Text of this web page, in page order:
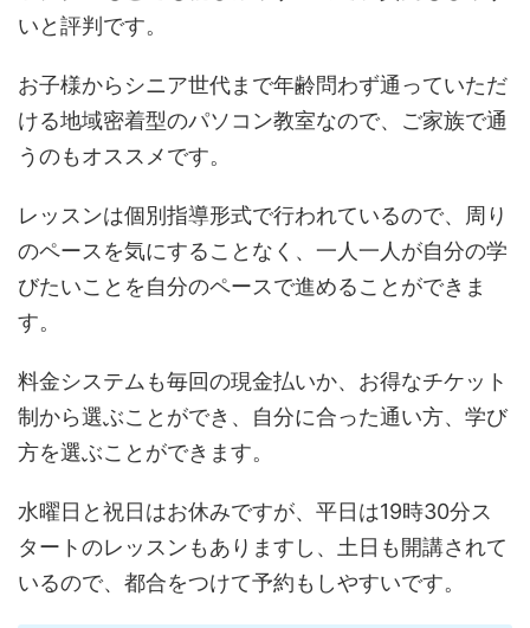
いと評判です。
お子様からシニア世代まで年齢問わず通っていただ
ける地域密着型のパソコン教室なので、ご家族で通
うのもオススメです。
レッスンは個別指導形式で行われているので、周り
のペースを気にすることなく、一人一人が自分の学
びたいことを自分のペースで進めることができま
す。
料金システムも毎回の現金払いか、お得なチケット
制から選ぶことができ、自分に合った通い方、学び
方を選ぶことができます。
水曜日と祝日はお休みですが、平日は19時30分ス
タートのレッスンもありますし、土日も開講されて
いるので、都合をつけて予約もしやすいです。